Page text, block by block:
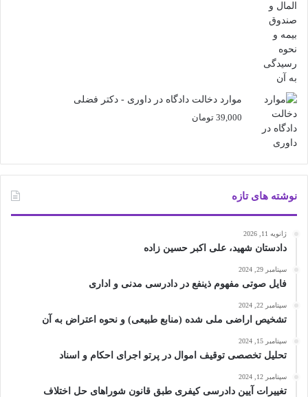
موارد دخالت دادگاه در داوری - دکتر فضلی
39,000 تومان
نوشته های تازه
ژانویه 11, 2026
دادستان شهید، علی اکبر حسین زاده
سپتامبر 29, 2024
فایل صوتی مفهوم ذینفع در دادرسی مدنی و اداری
سپتامبر 22, 2024
تشخیص اراضی ملی شده (منابع طبیعی) و نحوه اعتراض به آن
سپتامبر 15, 2024
تحلیل تخصصی توقیف اموال در پرتو اجرای احکام و اسناد
سپتامبر 12, 2024
تغییرات آیین دادرسی کیفری طبق قانون شوراهای حل اختلاف